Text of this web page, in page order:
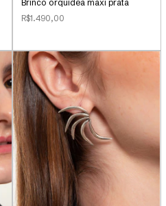
Brinco orquídea maxi prata
R$1.490,00